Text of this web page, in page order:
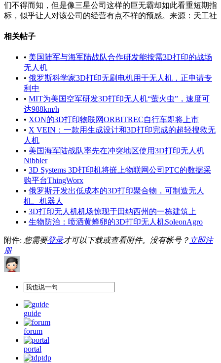
们不得而知，但是像三星公司这样的巨无霸却如此看重短期指
标，似乎让人对该公司的经营有点不祥的预感。来源：天工社
相关帖子
• 美国陆军与海军陆战队合作研发能按需3D打印的战场
无人机
• 俄罗斯科学家3D打印无刷电机用于无人机，正申请专
利中
• MIT为美国空军研发3D打印无人机“萤火虫”，速度可
达988km/h
• XON的3D打印物联网ORBITREC自行车即将上市
• X VEIN：一款用生成设计和3D打印完成的超轻搜救无
人机
• 美国海军陆战队率先在冲突地区使用3D打印无人机
Nibbler
• 3D Systems 3D打印机将嵌上物联网公司PTC的数据采
购平台ThingWorx
• 俄罗斯开发出低成本的3D打印聚合物，可制造无人
机、机器人
• 3D打印无人机机场惊现于田纳西州的一栋建筑上
• 生物防治：喷洒黄蜂卵的3D打印无人机SoleonAgro
附件: 您需要登录才可以下载或查看附件。没有帐号？ 立即注
册
guide
forum
portal
tdp